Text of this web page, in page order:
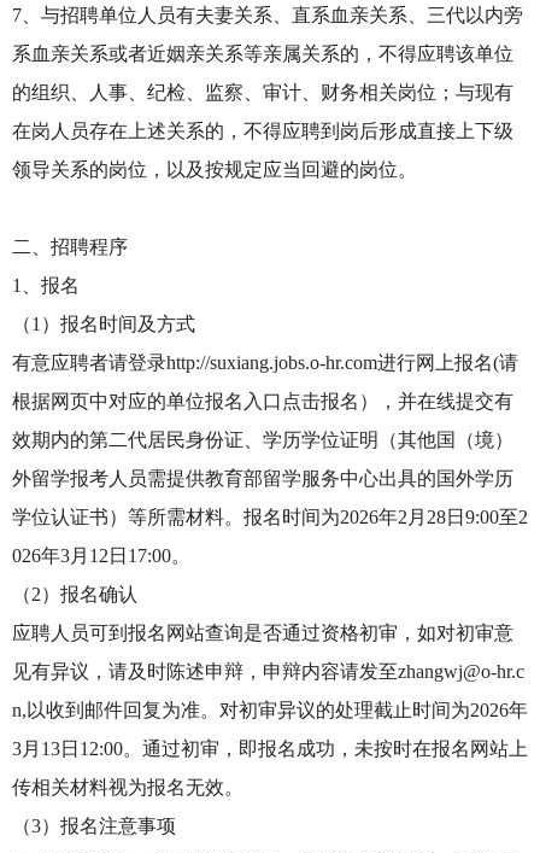
7、与招聘单位人员有夫妻关系、直系血亲关系、三代以内旁
系血亲关系或者近姻亲关系等亲属关系的，不得应聘该单位
的组织、人事、纪检、监察、审计、财务相关岗位；与现有
在岗人员存在上述关系的，不得应聘到岗后形成直接上下级
领导关系的岗位，以及按规定应当回避的岗位。
二、招聘程序
1、报名
（1）报名时间及方式
有意应聘者请登录http://suxiang.jobs.o-hr.com进行网上报名(请
根据网页中对应的单位报名入口点击报名），并在线提交有
效期内的第二代居民身份证、学历学位证明（其他国（境）
外留学报考人员需提供教育部留学服务中心出具的国外学历
学位认证书）等所需材料。报名时间为2026年2月28日9:00至2
026年3月12日17:00。
（2）报名确认
应聘人员可到报名网站查询是否通过资格初审，如对初审意
见有异议，请及时陈述申辩，申辩内容请发至zhangwj@o-hr.c
n,以收到邮件回复为准。对初审异议的处理截止时间为2026年
3月13日12:00。通过初审，即报名成功，未按时在报名网站上
传相关材料视为报名无效。
（3）报名注意事项